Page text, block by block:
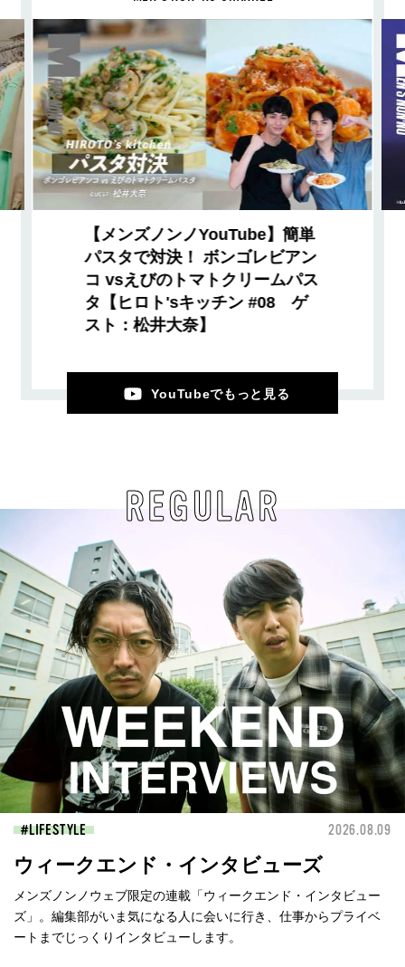
【メンズノンノYouTube】簡単
パスタで対決！ ボンゴレビアン
コ vsえびのトマトクリームパス
タ【ヒロト'sキッチン #08 ゲ
スト：松井大奈】
YouTubeでもっと見る
REGULAR
LIFESTYLE 2026.08.09
ウィークエンド・インタビューズ
メンズノンノウェブ限定の連載「ウィークエンド・インタビュー
ズ」。編集部がいま気になる人に会いに行き、仕事からプライベ
ートまでじっくりインタビューします。